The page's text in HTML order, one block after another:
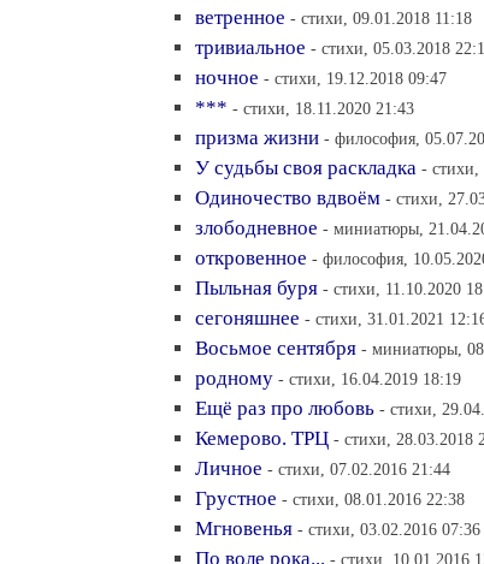
ветренное - стихи, 09.01.2018 11:18
тривиальное - стихи, 05.03.2018
ночное - стихи, 19.12.2018 09:47
*** - стихи, 18.11.2020 21:43
призма жизни - философия,
У судьбы своя раскладка - стихи,
Одиночество вдвоём - стихи,
злободневное - миниатюры,
откровенное - философия,
Пыльная буря - стихи, 11.10.2020
сегоняшнее - стихи, 31.01.2021
Восьмое сентября - миниатюры,
родному - стихи, 16.04.2019 18:19
Ещё раз про любовь - стихи,
Кемерово. ТРЦ - стихи, 28.03.2018
Личное - стихи, 07.02.2016 21:44
Грустное - стихи, 08.01.2016 22:38
Мгновенья - стихи, 03.02.2016 07:36
По воле рока... - стихи, 10.01.2016